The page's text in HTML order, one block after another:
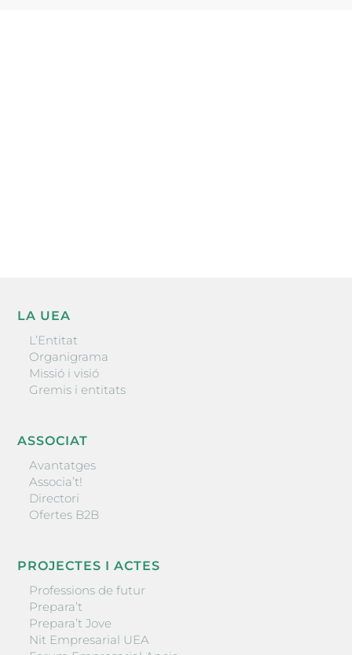
LA UEA
L’Entitat
Organigrama
Missió i visió
Gremis i entitats
ASSOCIAT
Avantatges
Associa’t!
Directori
Ofertes B2B
PROJECTES I ACTES
Professions de futur
Prepara’t
Prepara’t Jove
Nit Empresarial UEA